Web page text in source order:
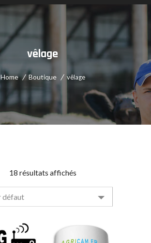
vêlage
Home Boutique vêlage
18 résultats affichés